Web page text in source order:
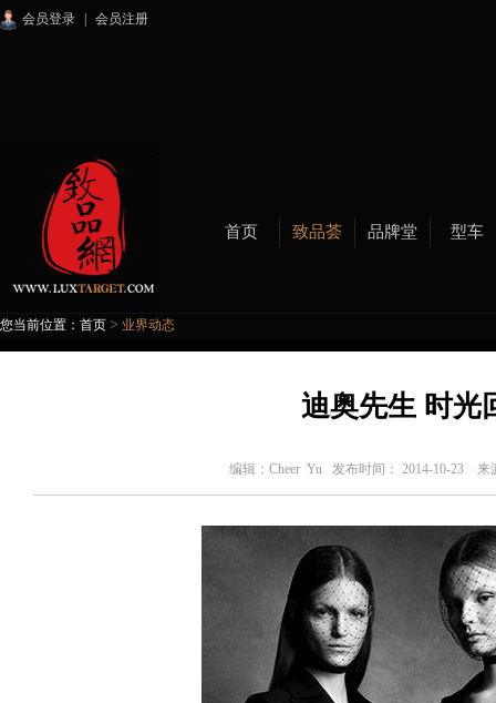
会员登录 会员注册
首页 致品荟 品牌堂 型车
您当前位置： 首页 > 业界动态
迪奥先生 时光
编辑： Cheer Yu 发布时间： 2014-10-23 来